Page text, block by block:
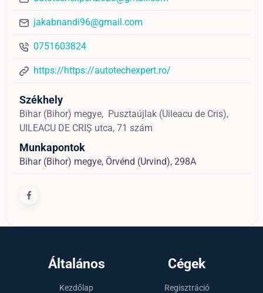
jakabnandi96@gmail.com
0751603824
https://https://autotechexpert.ro/
Székhely
Bihar (Bihor) megye, Pusztaújlak (Uileacu de Cris),
UILEACU DE CRIŞ utca, 71 szám
Munkapontok
Bihar (Bihor) megye, Örvénd (Urvind), 298A
Általános
Kezdőlap
Cégek
Regisztráció